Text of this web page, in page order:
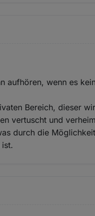
aufhören, wenn es
Bereich, dieser
vertuscht und
durch die